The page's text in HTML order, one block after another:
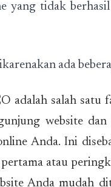
yang tidak
ada
adalah salah
website
Anda. Ini
atau
Anda mudah